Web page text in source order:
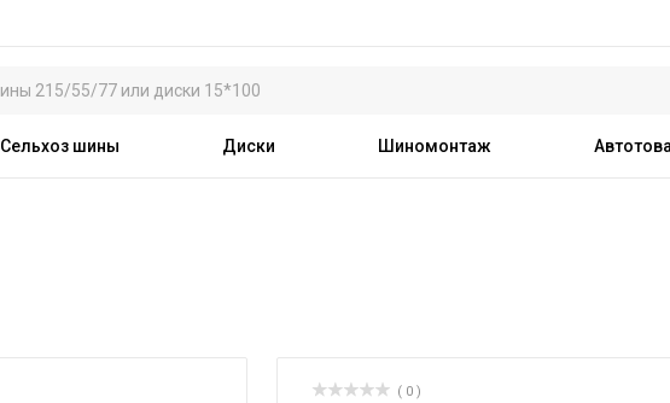
Сельхоз шины Диски Шиномонтаж
( 0 )